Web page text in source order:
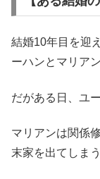
結婚10年目を迎
ーハンとマリアン
だがある日、ユ
マリアンは関係
末家を出てしまう